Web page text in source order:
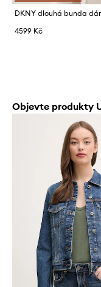
DKNY dlouhá bunda
4599 Kč
Objevte produkty